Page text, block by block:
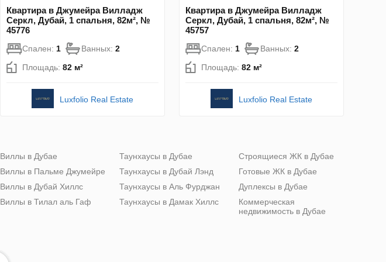
Квартира в Джумейра Вилладж
Серкл, Дубай, 1 спальня, 82м², №
45776
Спален: 1 Ванных: 2
Площадь: 82 м²
Luxfolio Real Estate
Квартира в Джумейра Вилладж
Серкл, Дубай, 1 спальня, 82м², №
45757
Спален: 1 Ванных: 2
Площадь: 82 м²
Luxfolio Real Estate
Виллы в Дубае
Виллы в Пальме Джумейре
Виллы в Дубай Хиллс
Виллы в Тилал аль Гаф
Таунхаусы в Дубае
Таунхаусы в Дубай Лэнд
Таунхаусы в Аль Фурджан
Таунхаусы в Дамак Хиллс
Строящиеся ЖК в Дубае
Готовые ЖК в Дубае
Дуплексы в Дубае
Коммерческая
недвижимость в Дубае